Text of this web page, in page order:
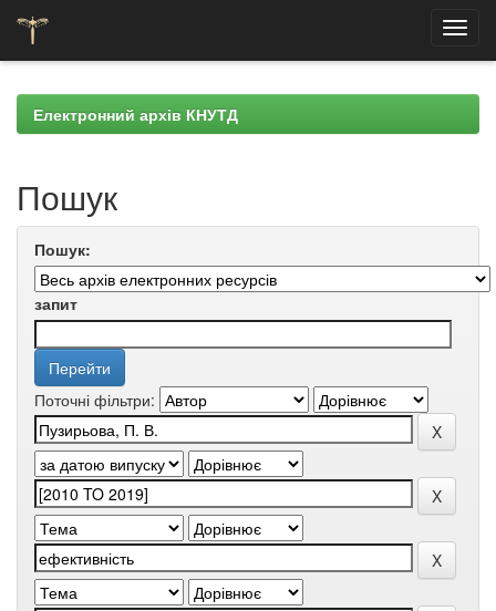
navigationЕлектронний архів КНУТД
Пошук
Пошук:
запит
Поточні фільтри: